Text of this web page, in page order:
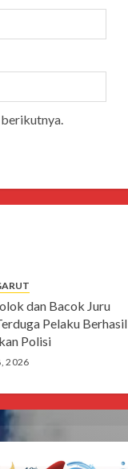
berikutnya.
dan Bacok Juru
Pelaku Berhasil
Polisi
2026